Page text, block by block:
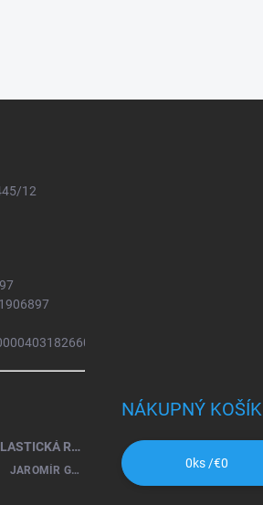
12
SLOVENSKO PLASTICKÁ RELIÉFNA MAPA 1: 450 000
JAROMÍR GAŽO
NÁKUPNÝ KOŠÍK
0ks /€0